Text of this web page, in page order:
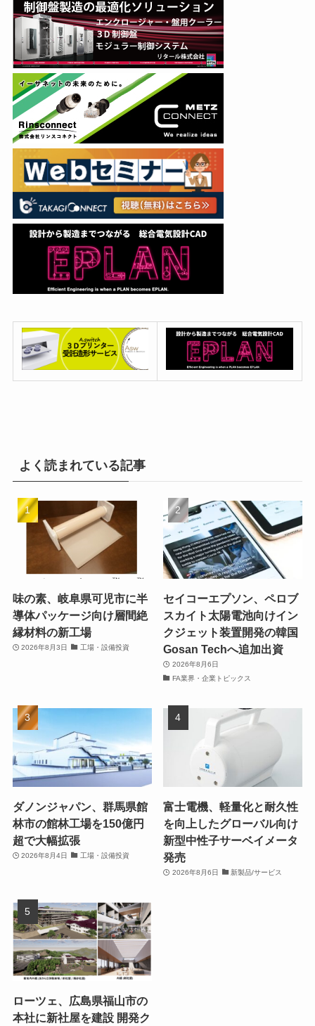
よく読まれている記事
味の素、岐阜県可児市に半
導体パッケージ向け層間絶
縁材料の新工場
2026年8月3日 工場・設備投資
セイコーエプソン、ペロブ
スカイト太陽電池向けイン
クジェット装置開発の韓国
Gosan Techへ追加出資
2026年8月6日
FA業界・企業トピックス
ダノンジャパン、群馬県館
林市の館林工場を150億円
超で大幅拡張
2026年8月4日 工場・設備投資
富士電機、軽量化と耐久性
を向上したグローバル向け
新型中性子サーベイメータ
発売
2026年8月6日 新製品/サービス
ローツェ、広島県福山市の
本社に新社屋を建設 開発ク